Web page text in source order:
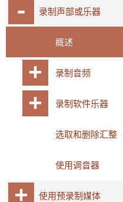
录制声部或乐器
概述
录制音频
录制软件乐器
选取和删除汇整
使用调音器
使用预录制媒体